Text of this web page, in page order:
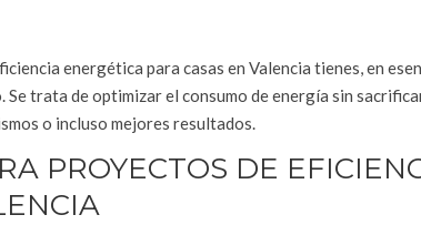
energética para casas en Valencia tienes, en
trata de optimizar el consumo de energía sin
o incluso mejores resultados.
PROYECTOS DE